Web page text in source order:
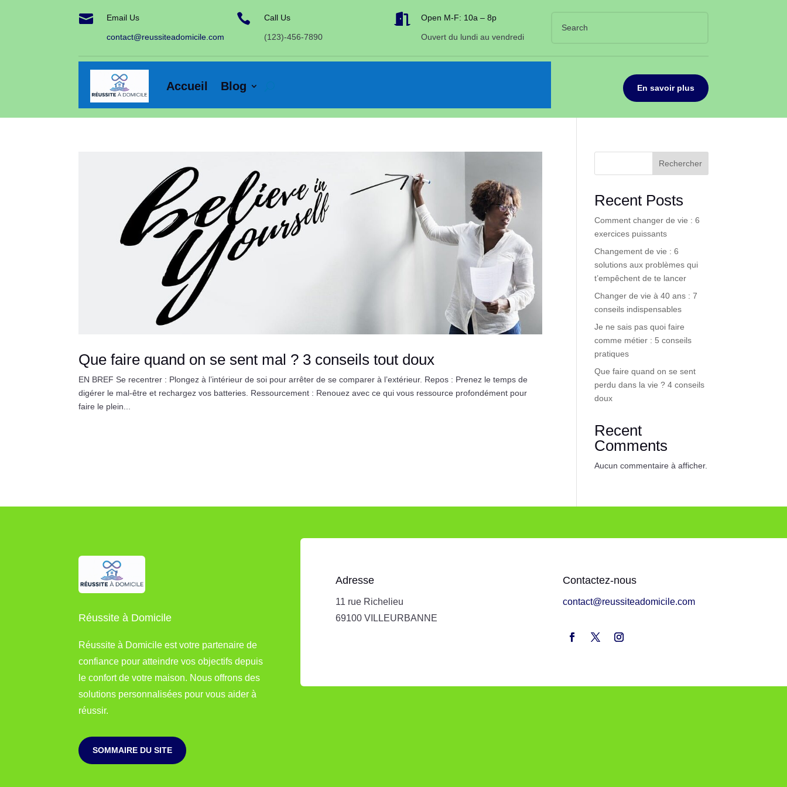
 Email Us
contact@reussiteadomicile.com
 Call Us
(123)-456-7890
 Open M-F: 10a – 8p
Ouvert du lundi au vendredi
Accueil Blog En savoir plus
Que faire quand on se sent mal ? 3 conseils tout doux
EN BREF Se recentrer : Plongez à l’intérieur de soi pour arrêter de se comparer à l’extérieur. Repos : Prenez le temps de
digérer le mal-être et rechargez vos batteries. Ressourcement : Renouez avec ce qui vous ressource profondément pour
faire le plein...
Rechercher
Recent Posts
Comment changer de vie : 6
exercices puissants
Changement de vie : 6
solutions aux problèmes qui
t’empêchent de te lancer
Changer de vie à 40 ans : 7
conseils indispensables
Je ne sais pas quoi faire
comme métier : 5 conseils
pratiques
Que faire quand on se sent
perdu dans la vie ? 4 conseils
doux
Recent
Comments
Aucun commentaire à afficher.
Réussite à Domicile
Réussite à Domicile est votre partenaire de
confiance pour atteindre vos objectifs depuis
le confort de votre maison. Nous offrons des
solutions personnalisées pour vous aider à
réussir.
SOMMAIRE DU SITE
Adresse
11 rue Richelieu
69100 VILLEURBANNE
Contactez-nous
contact@reussiteadomicile.com